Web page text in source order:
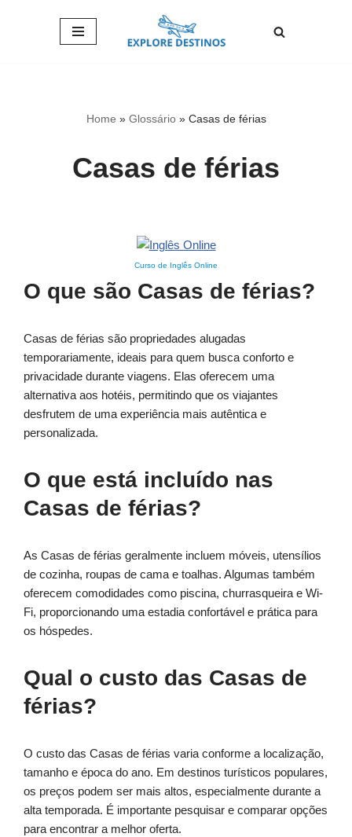
Home » Glossário» Casas de férias
Casas de férias
Curso de Inglês Online
O que são Casas de férias?
Casas de férias são propriedades alugadas
temporariamente, ideais para quem busca conforto e
privacidade durante viagens. Elas oferecem uma
alternativa aos hotéis, permitindo que os viajantes
desfrutem de uma experiência mais autêntica e
personalizada.
O que está incluído nas
Casas de férias?
As Casas de férias geralmente incluem móveis, utensílios
de cozinha, roupas de cama e toalhas. Algumas também
oferecem comodidades como piscina, churrasqueira e Wi-
Fi, proporcionando uma estadia confortável e prática para
os hóspedes.
Qual o custo das Casas de
férias?
O custo das Casas de férias varia conforme a localização,
tamanho e época do ano. Em destinos turísticos populares,
os preços podem ser mais altos, especialmente durante a
alta temporada. É importante pesquisar e comparar opções
para encontrar a melhor oferta.